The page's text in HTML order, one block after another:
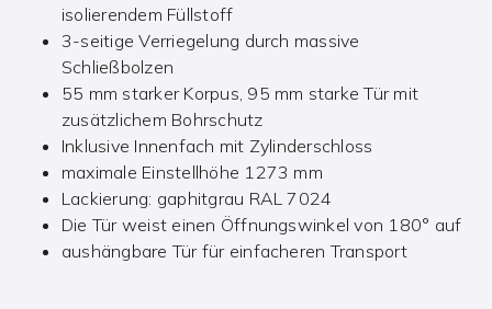
isolierendem Füllstoff
3-seitige Verriegelung durch massive
Schließbolzen
55 mm starker Korpus, 95 mm starke Tür mit
zusätzlichem Bohrschutz
Inklusive Innenfach mit Zylinderschloss
maximale Einstellhöhe 1273 mm
Lackierung: gaphitgrau RAL 7024
Die Tür weist einen Öffnungswinkel von 180° auf
aushängbare Tür für einfacheren Transport